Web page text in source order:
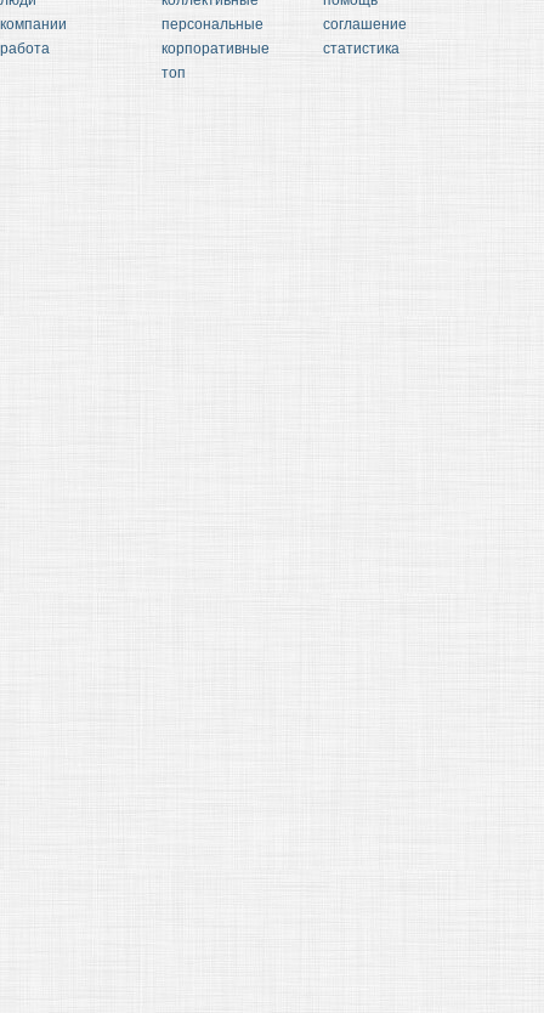
компании
работа
персональные
корпоративные
топ
соглашение
статистика